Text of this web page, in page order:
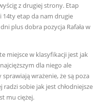
z drugiej strony. Etap
14ty etap da nam drugie
plus dobra pozycja Rafała w
miejsce w klasyfikacji jest jak
dla niego ale
sprawiają wrażenie, że są poza
radzi sobie jak jest chłodniejsze
mu ciężej.